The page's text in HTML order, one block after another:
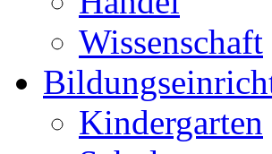
Wissenschaft
Kindergarten